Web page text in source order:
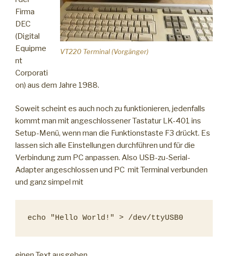
VT220 Terminal (Vorgänger)
Firma
DEC
(Digital
Equipme
nt
Corporati
on) aus dem Jahre 1988.
Soweit scheint es auch noch zu funktionieren, jedenfalls
kommt man mit angeschlossener Tastatur LK-401 ins
Setup-Menü, wenn man die Funktionstaste F3 drückt. Es
lassen sich alle Einstellungen durchführen und für die
Verbindung zum PC anpassen. Also USB-zu-Serial-
Adapter angeschlossen und PC mit Terminal verbunden
und ganz simpel mit
echo "Hello World!" > /dev/ttyUSB0